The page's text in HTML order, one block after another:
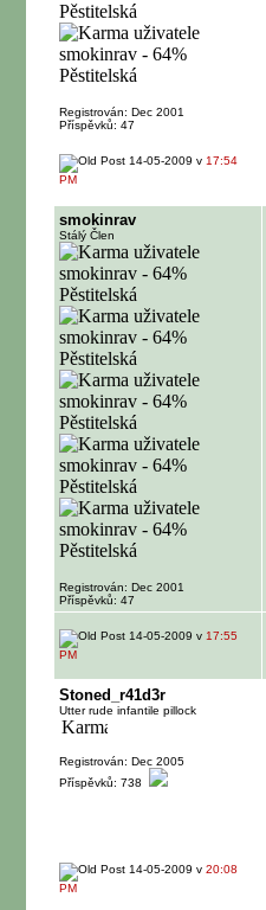
Registrován: Dec 2001
Příspěvků: 47
14-05-2009 v 17:54
PM
smokinrav
Stálý Člen
Registrován: Dec 2001
Příspěvků: 47
14-05-2009 v 17:55
PM
Stoned_r41d3r
Utter rude infantile pillock
Registrován: Dec 2005
Příspěvků: 738
14-05-2009 v 20:08
PM